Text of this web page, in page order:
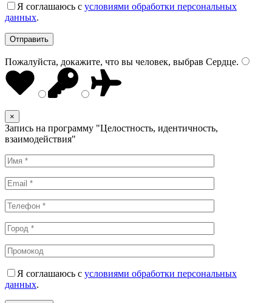
Я соглашаюсь с условиями обработки персональных
данных.
Пожалуйста, докажите, что вы человек, выбрав Сердце.
×
Запись на программу "Целостность, идентичность,
взаимодействия"
Я соглашаюсь с условиями обработки персональных
данных.